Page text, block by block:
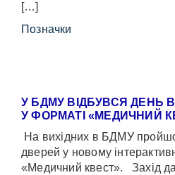
[…]
Позначки
У БДМУ ВІДБУВСЯ ДЕНЬ
У ФОРМАТІ «МЕДИЧНИЙ
На вихідних в БДМУ
дверей у новому
«Медичний квест». Захід